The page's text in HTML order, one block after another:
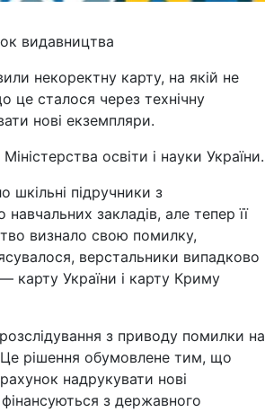
видавництва
некоректну карту, на якій не
це сталося через технічну
нові екземпляри.
освіти і науки України.
підручники з
закладів, але тепер її
визнало свою помилку,
верстальники випадково
карту України і карту Криму
з приводу помилки на
Це рішення обумовлене тим, що
надрукувати нові
з державного